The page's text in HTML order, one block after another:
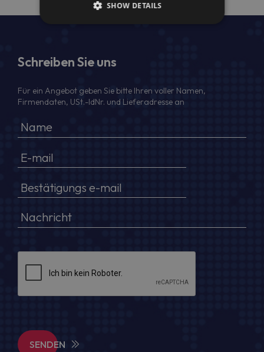
Schreiben Sie uns
Für ein Angebot geben Sie bitte Ihren voller Namen,
Firmendaten, USt.-IdNr. und Lieferadresse an
SENDEN
SHOW DETAILS